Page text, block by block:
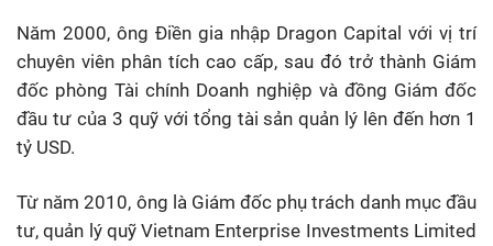
Năm 2000, ông Điền gia nhập Dragon Capital với vị trí
chuyên viên phân tích cao cấp, sau đó trở thành Giám
đốc phòng Tài chính Doanh nghiệp và đồng Giám đốc
đầu tư của 3 quỹ với tổng tài sản quản lý lên đến hơn 1
tỷ USD.
Từ năm 2010, ông là Giám đốc phụ trách danh mục đầu
tư, quản lý quỹ Vietnam Enterprise Investments Limited